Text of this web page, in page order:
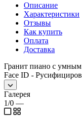
Описание
Характеристики
Отзывы
Как купить
Оплата
Доставка
Гранит пиано с
Face ID -
Галерея
1/0 —